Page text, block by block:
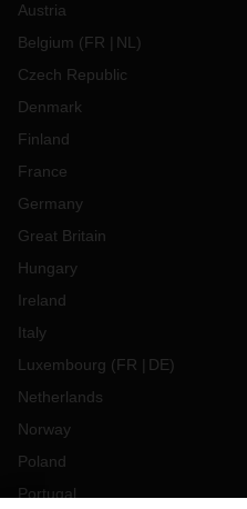
Austria
Belgium (FR NL )
Czech Republic
Denmark
Finland
France
Germany
Great Britain
Hungary
Ireland
Italy
Luxembourg (FR DE)
Netherlands
Norway
Poland
Portugal